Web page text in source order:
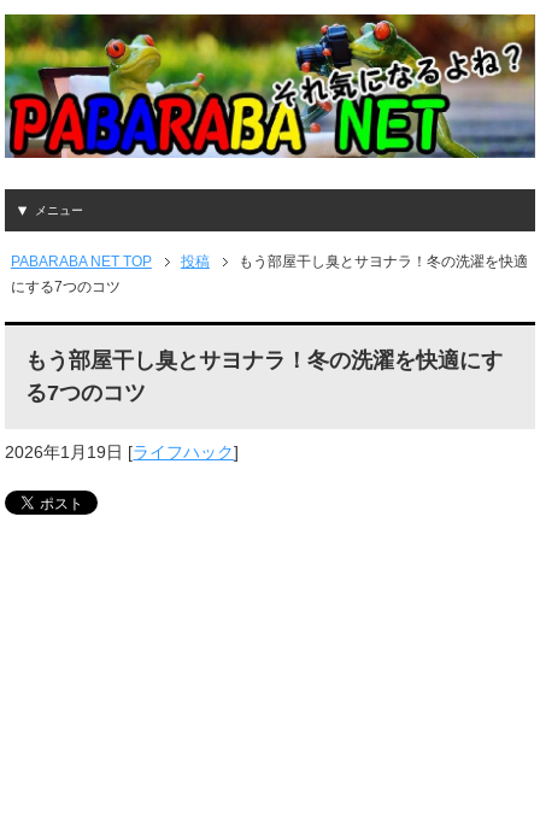
メニュー
PABARABA NET TOP 投稿
もう部屋干し臭とサヨナラ！冬の洗濯を快適
にする7つのコツ
もう部屋干し臭とサヨナラ！冬の洗濯を快適にす
る7つのコツ
2026年1月19日 [ライフハック]